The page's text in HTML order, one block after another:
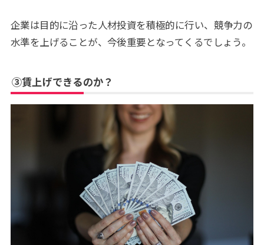
企業は目的に沿った人材投資を積極的に行い、競争力の
水準を上げることが、今後重要となってくるでしょう。
③賃上げできるのか？